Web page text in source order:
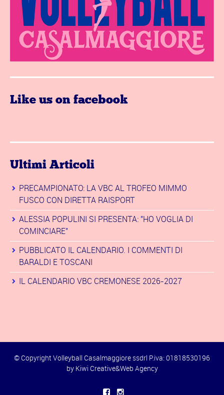
Like us on facebook
Ultimi Articoli
PRECAMPIONATO: LA VBC AL TROFEO MIMMO
FUSCO CON DIRETTA RAISPORT
ALESSIA POPULINI SI PRESENTA: "HO VOGLIA DI
COMINCIARE"
PUBBLICATO IL CALENDARIO. I COMMENTI DI
BARALDI E TOSCANI
IL CALENDARIO VBC CREMONESE 2026-2027
© Copyright Volleyball Casalmaggiore ssdrl P.iva: 01818530196
by Kiwi Creative&Web Agency